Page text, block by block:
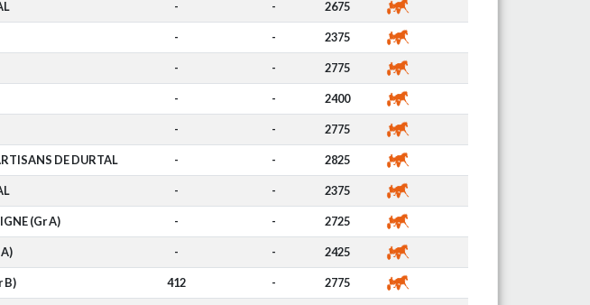
- - 2675
- - 2375
- - 2775
- - 2400
- - 2775
DE DURTAL - - 2825
- - 2375
(Gr A) - - 2725
- - 2425
B) 412 - 2775